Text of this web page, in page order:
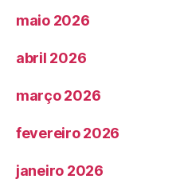
maio 2026
abril 2026
março 2026
fevereiro 2026
janeiro 2026